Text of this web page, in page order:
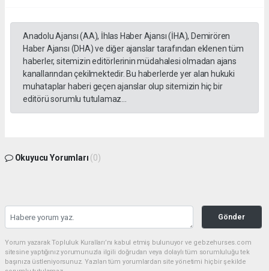
Anadolu Ajansı (AA), İhlas Haber Ajansı (İHA), Demirören
Haber Ajansı (DHA) ve diğer ajanslar tarafından eklenen tüm
haberler, sitemizin editörlerinin müdahalesi olmadan ajans
kanallarından çekilmektedir. Bu haberlerde yer alan hukuki
muhataplar haberi geçen ajanslar olup sitemizin hiç bir
editörü sorumlu tutulamaz...
Okuyucu Yorumları (0)
Gönder
Yorum yazarak Topluluk Kuralları’nı kabul etmiş bulunuyor ve gebzehurses.com
sitesine yaptığınız yorumunuzla ilgili doğrudan veya dolaylı tüm sorumluluğu tek
başınıza üstleniyorsunuz. Yazılan tüm yorumlardan site yönetimi hiçbir şekilde